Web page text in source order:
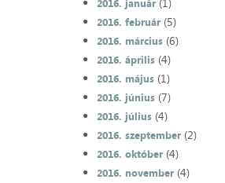
2016. január
2016. február(5)
2016. március(6)
2016. április(4)
2016. május(1)
2016. június(7)
2016. július(4)
2016. szeptember(2)
2016. október(4)
2016. november(4)